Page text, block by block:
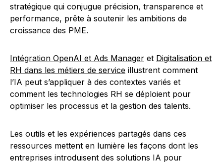
stratégique qui conjugue précision, transparence et
performance, prête à soutenir les ambitions de
croissance des PME.
Intégration OpenAI et Ads Manager et Digitalisation et
RH dans les métiers de service illustrent comment
l’IA peut s’appliquer à des contextes variés et
comment les technologies RH se déploient pour
optimiser les processus et la gestion des talents.
Les outils et les expériences partagés dans ces
ressources mettent en lumière les façons dont les
entreprises introduisent des solutions IA pour